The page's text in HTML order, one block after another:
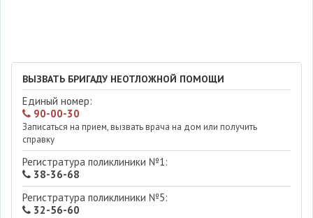
ВЫЗВАТЬ БРИГАДУ НЕОТЛОЖНОЙ ПОМОЩИ
Единый номер:
90-00-30
Записаться на прием, вызвать врача на дом или получить
справку
Регистратура поликлиники №1:
38-36-68
Регистратура поликлиники №5:
32-56-60